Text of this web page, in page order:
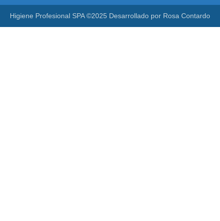
Higiene Profesional SPA ©2025 Desarrollado por Rosa Contardo